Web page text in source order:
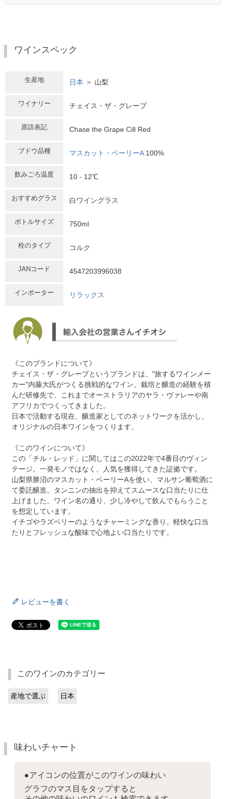
ワインスペック
生産地 日本 ＞ 山梨
ワイナリー チェイス・ザ・グレープ
原語表記 Chase the Grape Cill Red
ブドウ品種 マスカット・ベーリーA100%
飲みごろ温度 10 - 12℃
おすすめグラス 白ワイングラス
ボトルサイズ 750ml
栓のタイプ コルク
JANコード 4547203996038
インポーター リラックス
《このブランドについて》
チェイス・ザ・グレープというブランドは、"旅するワインメー
カー"内藤大氏がつくる挑戦的なワイン。栽培と醸造の経験を積
んだ研修先で、これまでオーストラリアのヤラ・ヴァレーや南
アフリカでつくってきました。
日本で活動する現在、醸造家としてのネットワークを活かし、
オリジナルの日本ワインをつくります。
《このワインについて》
この「チル・レッド」に関してはこの2022年で4番目のヴィン
テージ。一発モノではなく、人気を獲得してきた証拠です。
山梨県勝沼のマスカット・ベーリーAを使い、マルサン葡萄酒に
て委託醸造。タンニンの抽出を抑えてスムースな口当たりに仕
上げました。ワイン名の通り、少し冷やして飲んでもらうこと
を想定しています。
イチゴやラズベリーのようなチャーミングな香り。軽快な口当
たりとフレッシュな酸味で心地よい口当たりです。
レビューを書く
このワインのカテゴリー
産地で選ぶ 日本
味わいチャート
●アイコンの位置がこのワインの味わい
グラフのマス目をタップすると